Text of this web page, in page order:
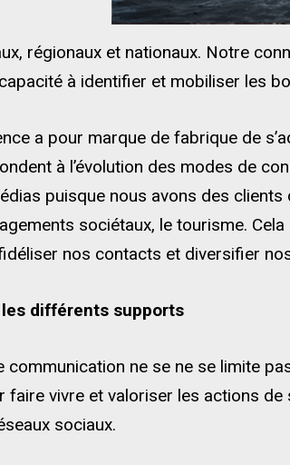
régionaux et nationaux. Notre
à identifier et mobiliser les
a pour marque de fabrique de
à l’évolution des modes de
puisque nous avons des
sociétaux, le tourisme.
nos contacts et diversifier
différents supports
communication ne se ne se limite
vivre et valoriser les actions de
sociaux.